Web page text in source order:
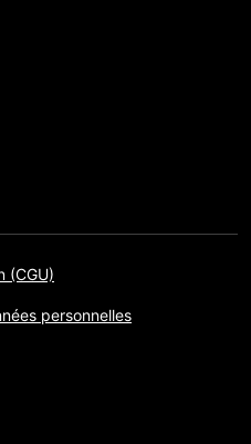
(CGU)
personnelles